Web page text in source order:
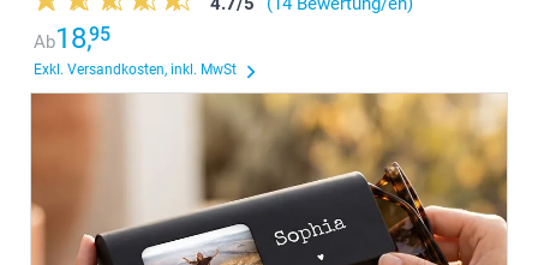
Ab18,95
Exkl. Versandkosten, inkl. MwSt